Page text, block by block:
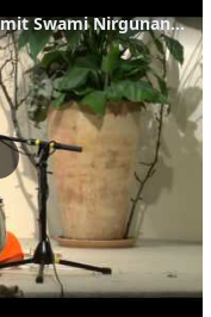
"Der Tempel der tausend Spiegel" mit Swami Nirgunananda